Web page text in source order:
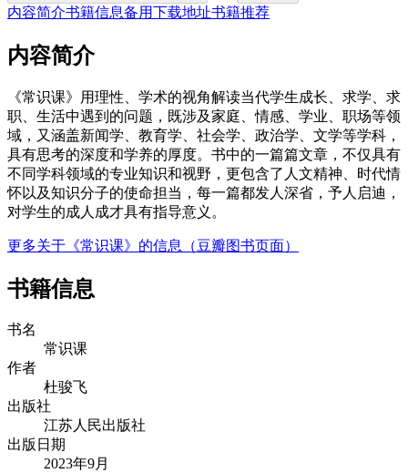
内容简介书籍信息备用下载地址书籍推荐
内容简介
《常识课》用理性、学术的视角解读当代学生成长、求学、求
职、生活中遇到的问题，既涉及家庭、情感、学业、职场等领
域，又涵盖新闻学、教育学、社会学、政治学、文学等学科，
具有思考的深度和学养的厚度。书中的一篇篇文章，不仅具有
不同学科领域的专业知识和视野，更包含了人文精神、时代情
怀以及知识分子的使命担当，每一篇都发人深省，予人启迪，
对学生的成人成才具有指导意义。
更多关于《常识课》的信息（豆瓣图书页面）
书籍信息
书名
常识课
作者
杜骏飞
出版社
江苏人民出版社
出版日期
2023年9月